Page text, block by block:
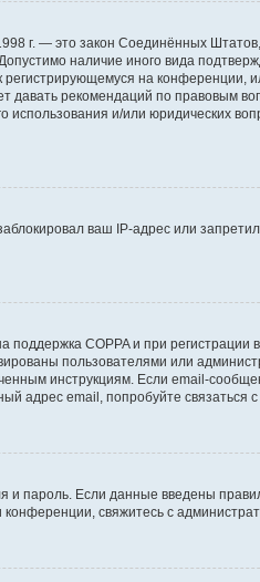
г. — это закон Соединённых
наличие иного вида
на конференции,
рекомендаций по правовым
и/или юридических
ваш IP-адрес или
COPPA и при регистрации
пользователями или
инструкциям. Если email-
адрес email, попробуйте связаться
и пароль. Если данные введены
свяжитесь с